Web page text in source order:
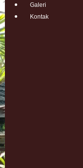
Galeri
Kontak